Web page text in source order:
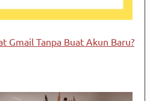
Gmail Tanpa Buat Akun Baru?